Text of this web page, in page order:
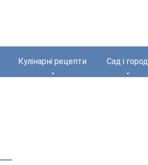
Кулінарні рецепти Сад і город